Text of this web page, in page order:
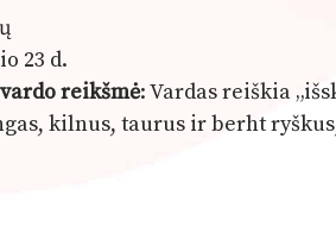
23 d.
reikšmė: Vardas reiškia
kilnus, taurus ir berht